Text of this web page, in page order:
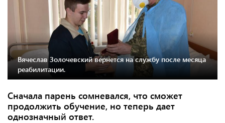
Вячеслав Золочевский вернется на службу после месяца
реабилитации.
Сначала парень сомневался, что сможет
продолжить обучение, но теперь дает
однозначный ответ.